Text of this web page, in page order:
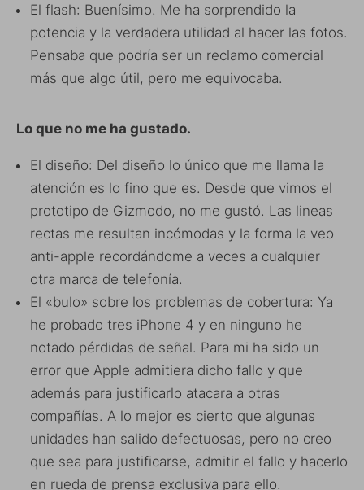
El flash: Buenísimo. Me ha sorprendido la
potencia y la verdadera utilidad al hacer las fotos.
Pensaba que podría ser un reclamo comercial
más que algo útil, pero me equivocaba.
Lo que no me ha gustado.
El diseño: Del diseño lo único que me llama la
atención es lo fino que es. Desde que vimos el
prototipo de Gizmodo, no me gustó. Las lineas
rectas me resultan incómodas y la forma la veo
anti-apple recordándome a veces a cualquier
otra marca de telefonía.
El «bulo» sobre los problemas de cobertura: Ya
he probado tres iPhone 4 y en ninguno he
notado pérdidas de señal. Para mi ha sido un
error que Apple admitiera dicho fallo y que
además para justificarlo atacara a otras
compañías. A lo mejor es cierto que algunas
unidades han salido defectuosas, pero no creo
que sea para justificarse, admitir el fallo y hacerlo
en rueda de prensa exclusiva para ello.